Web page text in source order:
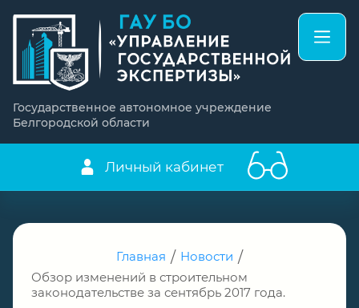
Государственное автономное учреждение
Белгородской области
Личный кабинет
Главная / Новости /
Обзор изменений в строительном
законодательстве за сентябрь 2017 года.